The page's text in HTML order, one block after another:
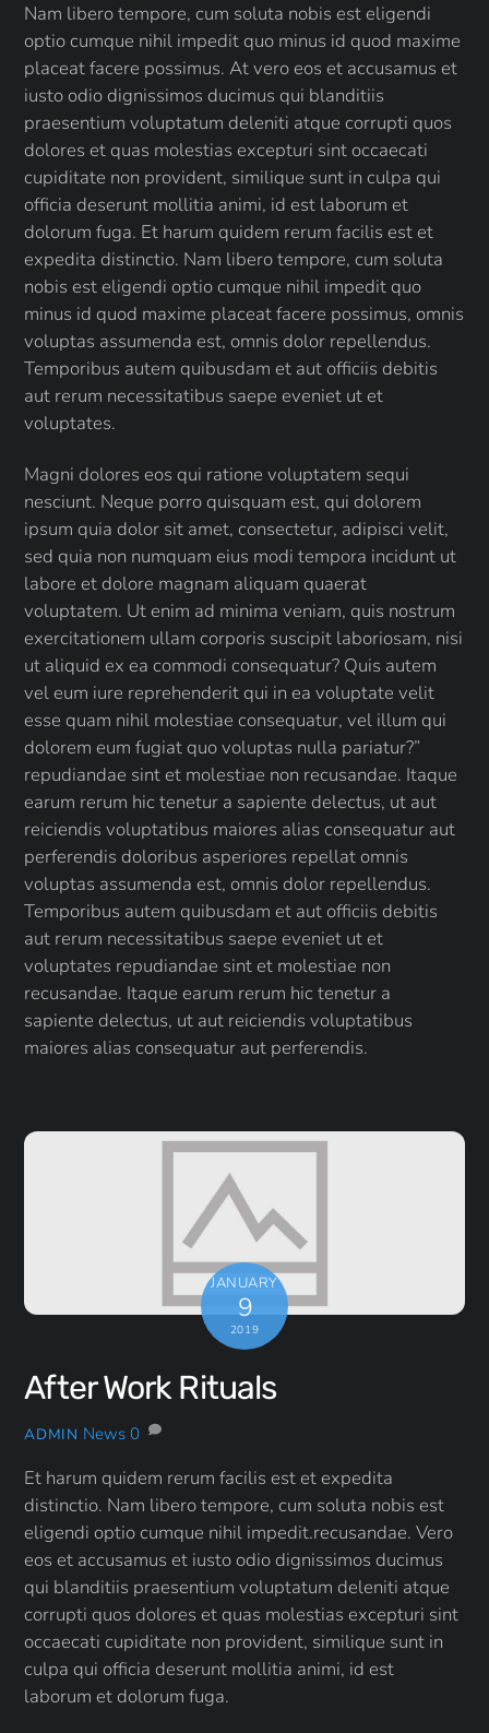
Nam libero tempore, cum soluta nobis est eligendi
optio cumque nihil impedit quo minus id quod maxime
placeat facere possimus. At vero eos et accusamus et
iusto odio dignissimos ducimus qui blanditiis
praesentium voluptatum deleniti atque corrupti quos
dolores et quas molestias excepturi sint occaecati
cupiditate non provident, similique sunt in culpa qui
officia deserunt mollitia animi, id est laborum et
dolorum fuga. Et harum quidem rerum facilis est et
expedita distinctio. Nam libero tempore, cum soluta
nobis est eligendi optio cumque nihil impedit quo
minus id quod maxime placeat facere possimus, omnis
voluptas assumenda est, omnis dolor repellendus.
Temporibus autem quibusdam et aut officiis debitis
aut rerum necessitatibus saepe eveniet ut et
voluptates.
Magni dolores eos qui ratione voluptatem sequi
nesciunt. Neque porro quisquam est, qui dolorem
ipsum quia dolor sit amet, consectetur, adipisci velit,
sed quia non numquam eius modi tempora incidunt ut
labore et dolore magnam aliquam quaerat
voluptatem. Ut enim ad minima veniam, quis nostrum
exercitationem ullam corporis suscipit laboriosam, nisi
ut aliquid ex ea commodi consequatur? Quis autem
vel eum iure reprehenderit qui in ea voluptate velit
esse quam nihil molestiae consequatur, vel illum qui
dolorem eum fugiat quo voluptas nulla pariatur?”
repudiandae sint et molestiae non recusandae. Itaque
earum rerum hic tenetur a sapiente delectus, ut aut
reiciendis voluptatibus maiores alias consequatur aut
perferendis doloribus asperiores repellat omnis
voluptas assumenda est, omnis dolor repellendus.
Temporibus autem quibusdam et aut officiis debitis
aut rerum necessitatibus saepe eveniet ut et
voluptates repudiandae sint et molestiae non
recusandae. Itaque earum rerum hic tenetur a
sapiente delectus, ut aut reiciendis voluptatibus
maiores alias consequatur aut perferendis.
JANUARY
9
2019
After Work Rituals
ADMIN News 0
Et harum quidem rerum facilis est et expedita
distinctio. Nam libero tempore, cum soluta nobis est
eligendi optio cumque nihil impedit.recusandae. Vero
eos et accusamus et iusto odio dignissimos ducimus
qui blanditiis praesentium voluptatum deleniti atque
corrupti quos dolores et quas molestias excepturi sint
occaecati cupiditate non provident, similique sunt in
culpa qui officia deserunt mollitia animi, id est
laborum et dolorum fuga.